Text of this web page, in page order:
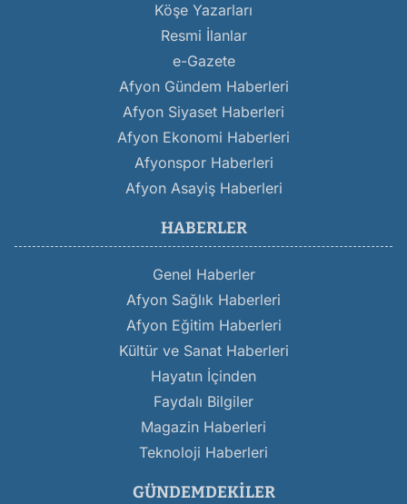
Köşe Yazarları
Resmi İlanlar
e-Gazete
Afyon Gündem Haberleri
Afyon Siyaset Haberleri
Afyon Ekonomi Haberleri
Afyonspor Haberleri
Afyon Asayiş Haberleri
HABERLER
Genel Haberler
Afyon Sağlık Haberleri
Afyon Eğitim Haberleri
Kültür ve Sanat Haberleri
Hayatın İçinden
Faydalı Bilgiler
Magazin Haberleri
Teknoloji Haberleri
GÜNDEMDEKILER